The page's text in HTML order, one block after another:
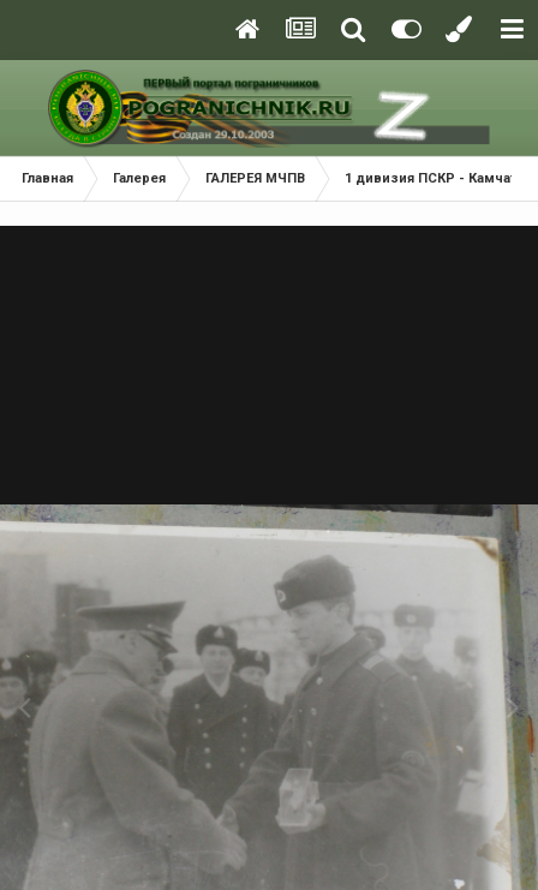
Главная Галерея ГАЛЕРЕЯ МЧПВ 1 дивизия ПСКР - Камчатка